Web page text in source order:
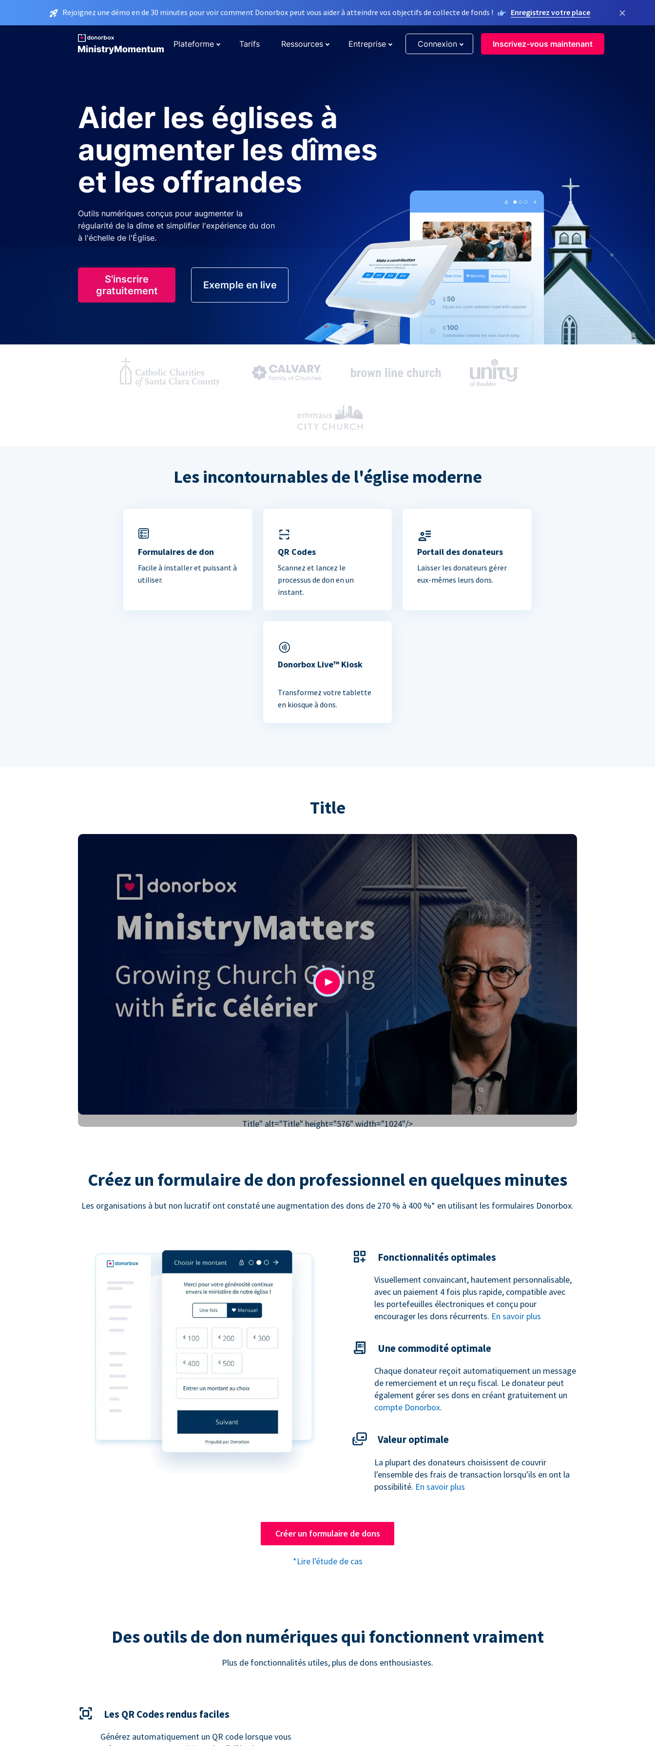
Rejoignez une démo en de 30 minutes pour voir comment Donorbox peut vous aider à atteindre vos objectifs de collecte de fonds ! Enregistrez votre place ×
Plateforme Tarifs Ressources Entreprise Connexion Inscrivez-vous maintenant
Aider les églises à
augmenter les dîmes
et les offrandes
Outils numériques conçus pour augmenter la
régularité de la dîme et simplifier l'expérience du don
à l'échelle de l'Église.
S'inscrire
gratuitement
Exemple en live
Les incontournables de l'église moderne
Formulaires de don
Facile à installer et puissant à
utiliser.
QR Codes
Scannez et lancez le
processus de don en un
instant.
Portail des donateurs
Laisser les donateurs gérer
eux-mêmes leurs dons.
Donorbox Live™ Kiosk
Transformez votre tablette
en kiosque à dons.
Title
Title" alt="Title" height="576" width="1024"/>
Créez un formulaire de don professionnel en quelques minutes
Les organisations à but non lucratif ont constaté une augmentation des dons de 270 % à 400 %* en utilisant les formulaires Donorbox.
Fonctionnalités optimales
Visuellement convaincant, hautement personnalisable,
avec un paiement 4 fois plus rapide, compatible avec
les portefeuilles électroniques et conçu pour
encourager les dons récurrents. En savoir plus
Une commodité optimale
Chaque donateur reçoit automatiquement un message
de remerciement et un reçu fiscal. Le donateur peut
également gérer ses dons en créant gratuitement un
compte Donorbox.
Valeur optimale
La plupart des donateurs choisissent de couvrir
l'ensemble des frais de transaction lorsqu'ils en ont la
possibilité. En savoir plus
Créer un formulaire de dons
*Lire l'étude de cas
Des outils de don numériques qui fonctionnent vraiment
Plus de fonctionnalités utiles, plus de dons enthousiastes.
Les QR Codes rendus faciles
Générez automatiquement un QR code lorsque vous